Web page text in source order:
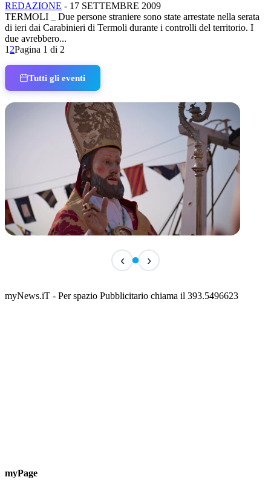
REDAZIONE - 17 SETTEMBRE 2009
TERMOLI _ Due persone straniere sono state arrestate nella serata
di ieri dai Carabinieri di Termoli durante i controlli del territorio. I
due avrebbero...
1 2Pagina 1 di 2
Tutti gli eventi
San Basso 2026 - il programma delle feste
‹ ›
myNews.iT - Per spazio Pubblicitario chiama il 393.5496623
myPage